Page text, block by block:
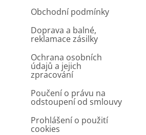
Obchodní podmínky
Doprava a balné,
reklamace zásilky
Ochrana osobních
údajů a jejich
zpracování
Poučení o právu na
odstoupení od smlouvy
Prohlášení o použití
cookies